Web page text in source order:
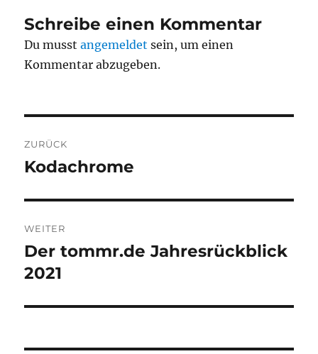
Schreibe einen Kommentar
Du musstangemeldet sein, um einen
Kommentar abzugeben.
ZURÜCK
Vorheriger
Kodachrome
WEITER
Nächster
Beitrag:
Der tommr.de Jahresrückblick
2021